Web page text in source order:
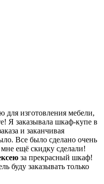
изготовления мебели,
Я заказывала шкаф-купе в
и заканчивая
Все было сделано очень
ещё скидку сделали!
за прекрасный шкаф!
буду заказывать только